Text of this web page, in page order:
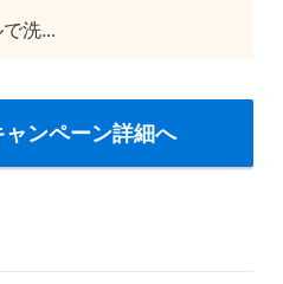
洗...
ャンペーン詳細へ